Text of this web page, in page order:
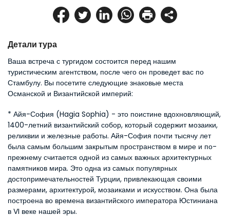
Детали тура
Ваша встреча с тургидом состоится перед нашим
туристическим агентством, после чего он проведет вас по
Стамбулу. Вы посетите следующие знаковые места
Османской и Византийской империй:
* Айя-София (Hagia Sophia) - это поистине вдохновляющий,
1400-летний византийский собор, который содержит мозаики,
реликвии и железные работы. Айя-София почти тысячу лет
была самым большим закрытым пространством в мире и по-
прежнему считается одной из самых важных архитектурных
памятников мира. Это одна из самых популярных
достопримечательностей Турции, привлекающая своими
размерами, архитектурой, мозаиками и искусством. Она была
построена во времена византийского императора Юстиниана
в VI веке нашей эры.